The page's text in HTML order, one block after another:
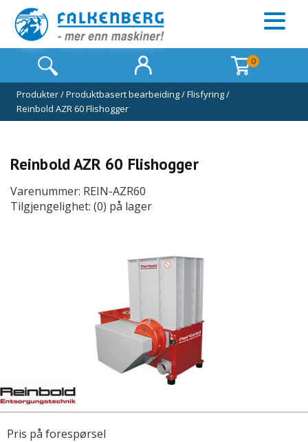
0
Produkter/Produktbasert bearbeiding/Flisfyring/
Reinbold AZR 60 Flishogger
Reinbold AZR 60 Flishogger
Varenummer: REIN-AZR60
Tilgjengelighet: (0) på lager
Pris på forespørsel